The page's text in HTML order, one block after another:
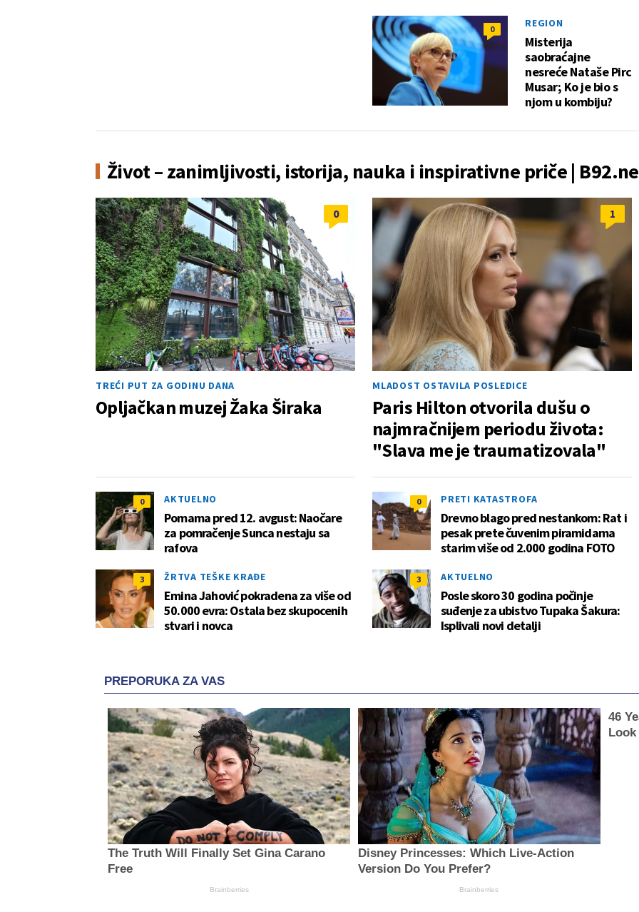
0 REGION
Misterija
saobraćajne
nesreće Nataše Pirc
Musar; Ko je bio s
njom u kombiju?
Život – zanimljivosti, istorija, nauka i inspirativne priče |
0
TREĆI PUT ZA GODINU DANA
Opljačkan muzej Žaka Širaka
1
MLADOST OSTAVILA POSLEDICE
Paris Hilton otvorila dušu o
najmračnijem periodu života:
"Slava me je traumatizovala"
0 AKTUELNO
Pomama pred 12. avgust: Naočare
za pomračenje Sunca nestaju sa
rafova
0 PRETI KATASTROFA
Drevno blago pred nestankom: Rat i
pesak prete čuvenim piramidama
starim više od 2.000 godina FOTO
3 ŽRTVA TEŠKE KRAĐE
Emina Jahović pokradena za više od
50.000 evra: Ostala bez skupocenih
stvari i novca
3 AKTUELNO
Posle skoro 30 godina počinje
suđenje za ubistvo Tupaka Šakura:
Isplivali novi detalji
PREPORUKA ZA VAS
The Truth Will Finally Set Gina Carano
Free
Brainberries
Disney Princesses: Which Live-Action
Version Do You Prefer?
Brainberries
46